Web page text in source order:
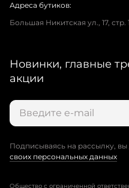
Адреса бутиков:
Большая Никитская ул., 17, стр. 1
Новинки, главные
акции
Подписываясь на рассылку, вы
своих персональных данных
Общество с ограниченной